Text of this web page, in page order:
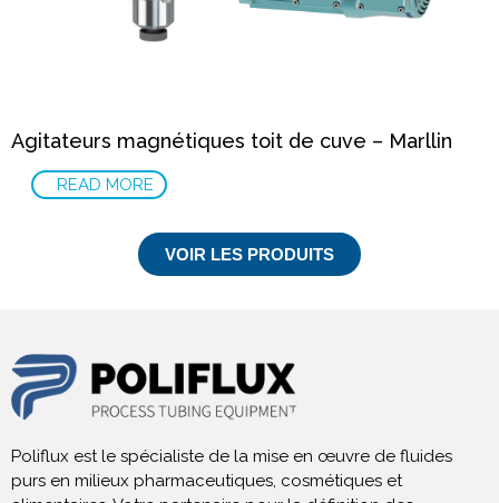
Agitateurs magnétiques toit de cuve – Marllin
READ MORE
VOIR LES PRODUITS
Poliflux est le spécialiste de la mise en œuvre de fluides
purs en milieux pharmaceutiques, cosmétiques et